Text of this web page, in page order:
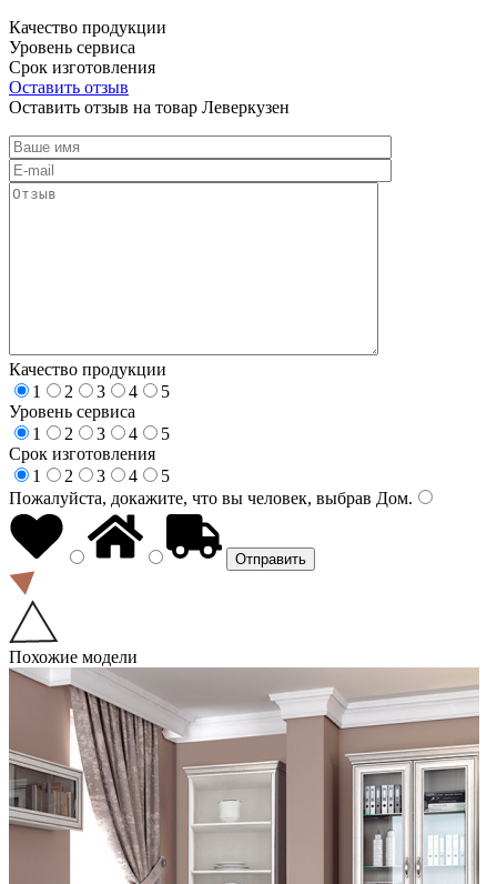
Качество продукции
Уровень сервиса
Срок изготовления
Оставить отзыв
Оставить отзыв на товар Леверкузен
Качество продукции
1
2 3 4
5
Уровень сервиса
1
2 3 4
5
Срок изготовления
1
2 3 4
5
Пожалуйста, докажите, что вы человек, выбрав Дом.
Похожие модели